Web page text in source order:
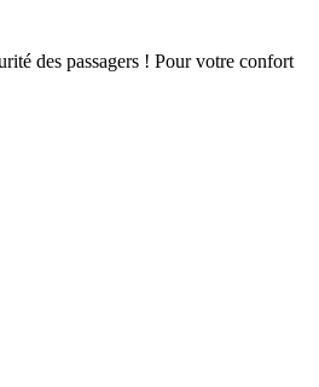
des passagers ! Pour votre confort